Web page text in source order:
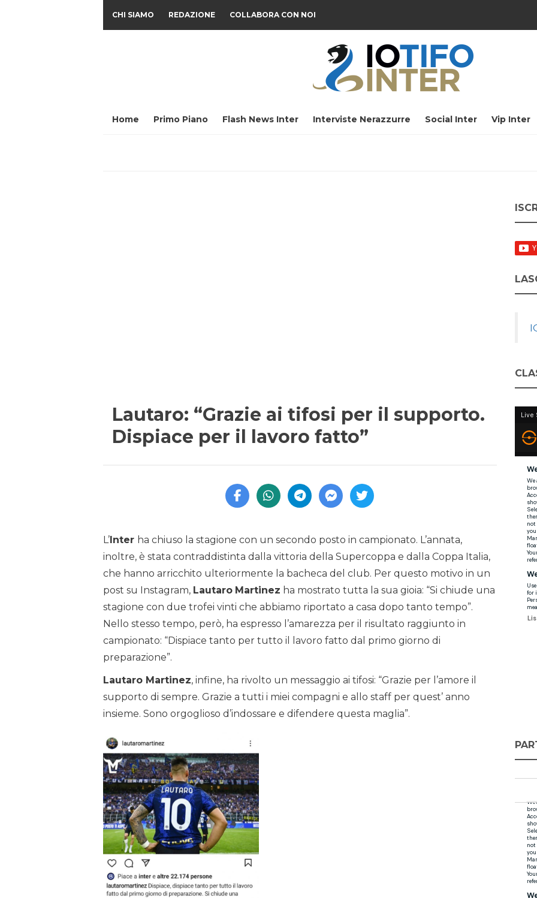
CHI SIAMO REDAZIONE COLLABORA CON NOI
Home Primo Piano Flash News Inter Interviste Nerazzurre Social Inter Vip Inter
Lautaro: “Grazie ai tifosi per il supporto.
Dispiace per il lavoro fatto”
L’ Inter ha chiuso la stagione con un secondo posto in campionato. L’annata,
inoltre, è stata contraddistinta dalla vittoria della Supercoppa e dalla Coppa Italia,
che hanno arricchito ulteriormente la bacheca del club. Per questo motivo in un
post su Instagram, Lautaro Martinez ha mostrato tutta la sua gioia: “Si chiude una
stagione con due trofei vinti che abbiamo riportato a casa dopo tanto tempo”.
Nello stesso tempo, però, ha espresso l’amarezza per il risultato raggiunto in
campionato: “Dispiace tanto per tutto il lavoro fatto dal primo giorno di
preparazione”.
Lautaro Martinez, infine, ha rivolto un messaggio ai tifosi: “Grazie per l’amore il
supporto di sempre. Grazie a tutti i miei compagni e allo staff per quest’ anno
insieme. Sono orgoglioso d’indossare e difendere questa maglia”.